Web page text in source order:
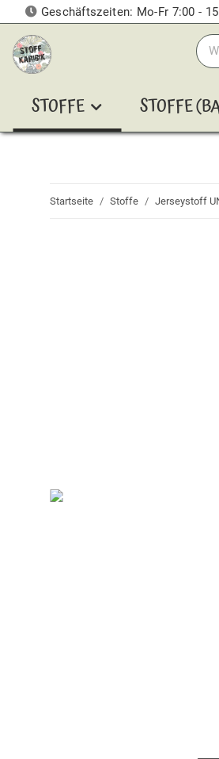
Geschäftszeiten: Mo-Fr 7:00 -
STOFFE STOFFE
Startseite Stoffe Jerseystoff